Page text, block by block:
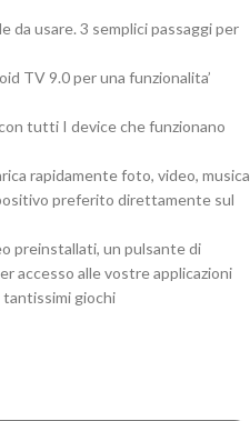
da usare. 3 semplici passaggi per
TV 9.0 per una funzionalita’
tutti I device che funzionano
rapidamente foto, video, musica
preferito direttamente sul
preinstallati, un pulsante di
accesso alle vostre applicazioni
tantissimi giochi